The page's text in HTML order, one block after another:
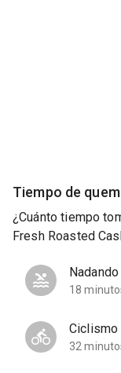
Tiempo de
¿Cuánto tiempo
Fresh Roasted
Nadando
18
Ciclismo
32